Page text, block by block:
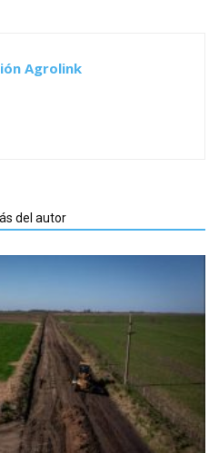
Agrolink
del autor